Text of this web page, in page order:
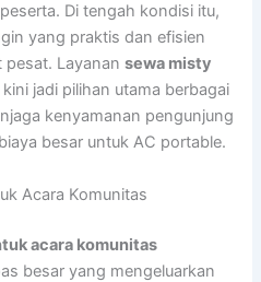
Di tengah kondisi itu,
yang praktis dan efisien
pesat. Layanansewa misty
kini jadi pilihan utama berbagai
kenyamanan pengunjung
besar untuk AC portable.
Acara Komunitas
acara komunitas
besar yang mengeluarkan